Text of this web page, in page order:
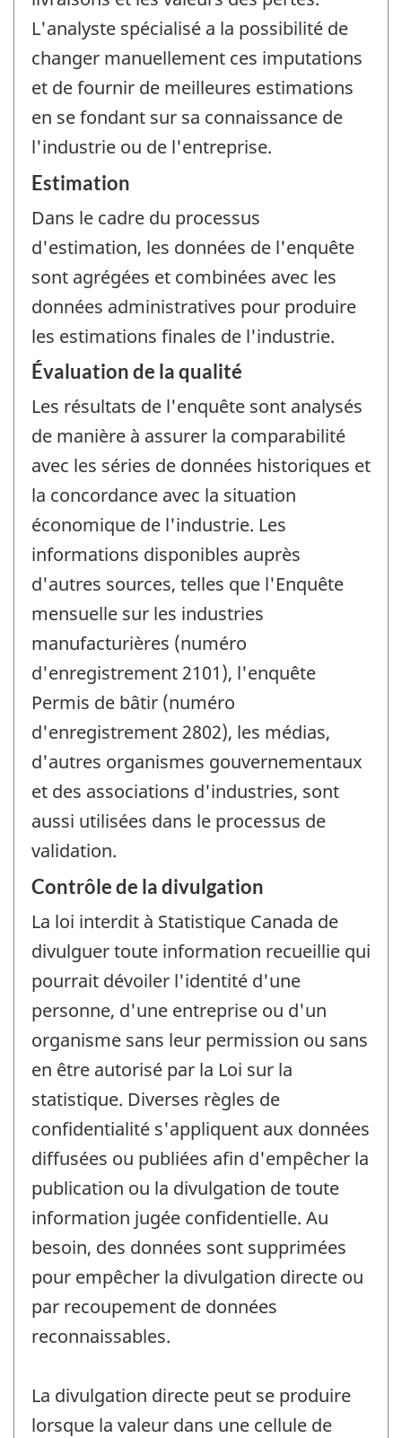
L'analyste spécialisé a la possibilité de
changer manuellement ces imputations
et de fournir de meilleures estimations
en se fondant sur sa connaissance de
l'industrie ou de l'entreprise.
Estimation
Dans le cadre du processus
d'estimation, les données de l'enquête
sont agrégées et combinées avec les
données administratives pour produire
les estimations finales de l'industrie.
Évaluation de la qualité
Les résultats de l'enquête sont analysés
de manière à assurer la comparabilité
avec les séries de données historiques et
la concordance avec la situation
économique de l'industrie. Les
informations disponibles auprès
d'autres sources, telles que l'Enquête
mensuelle sur les industries
manufacturières (numéro
d'enregistrement 2101), l'enquête
Permis de bâtir (numéro
d'enregistrement 2802), les médias,
d'autres organismes gouvernementaux
et des associations d'industries, sont
aussi utilisées dans le processus de
validation.
Contrôle de la divulgation
La loi interdit à Statistique Canada de
divulguer toute information recueillie qui
pourrait dévoiler l'identité d'une
personne, d'une entreprise ou d'un
organisme sans leur permission ou sans
en être autorisé par la Loi sur la
statistique. Diverses règles de
confidentialité s'appliquent aux données
diffusées ou publiées afin d'empêcher la
publication ou la divulgation de toute
information jugée confidentielle. Au
besoin, des données sont supprimées
pour empêcher la divulgation directe ou
par recoupement de données
reconnaissables.
La divulgation directe peut se produire
lorsque la valeur dans une cellule de